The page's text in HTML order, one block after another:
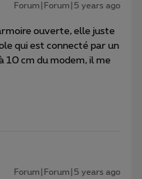
Forum|Forum|5 years ago
ouverte, elle juste
qui est connecté par un
10 cm du modem, il me
Forum|Forum|5 years ago